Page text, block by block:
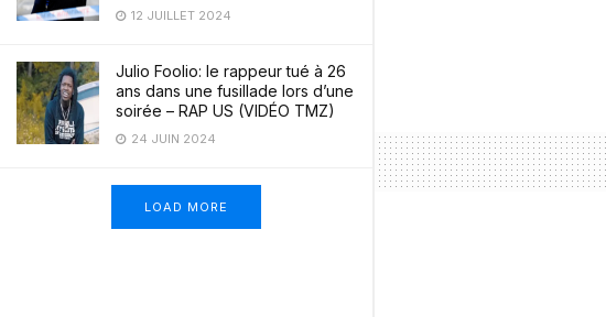
12 JUILLET 2024
Julio Foolio: le rappeur tué à 26
ans dans une fusillade lors d’une
soirée – RAP US (VIDÉO TMZ)
24 JUIN 2024
LOAD MORE